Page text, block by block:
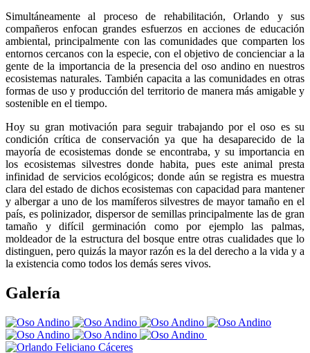
Simultáneamente al proceso de rehabilitación, Orlando y sus
compañeros enfocan grandes esfuerzos en acciones de educación
ambiental, principalmente con las comunidades que comparten los
entornos cercanos con la especie, con el objetivo de concienciar a la
gente de la importancia de la presencia del oso andino en nuestros
ecosistemas naturales. También capacita a las comunidades en otras
formas de uso y producción del territorio de manera más amigable y
sostenible en el tiempo.
Hoy su gran motivación para seguir trabajando por el oso es su
condición crítica de conservación ya que ha desaparecido de la
mayoría de ecosistemas donde se encontraba, y su importancia en
los ecosistemas silvestres donde habita, pues este animal presta
infinidad de servicios ecológicos; donde aún se registra es muestra
clara del estado de dichos ecosistemas con capacidad para mantener
y albergar a uno de los mamíferos silvestres de mayor tamaño en el
país, es polinizador, dispersor de semillas principalmente las de gran
tamaño y difícil germinación como por ejemplo las palmas,
moldeador de la estructura del bosque entre otras cualidades que lo
distinguen, pero quizás la mayor razón es la del derecho a la vida y a
la existencia como todos los demás seres vivos.
Galería